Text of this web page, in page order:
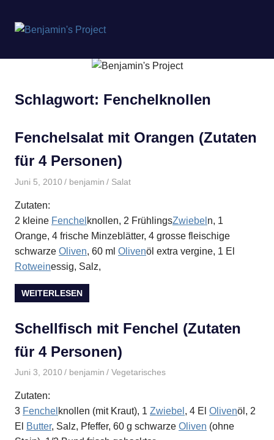
springen
Project
Schlagwort: Fenchelknollen
Fenchelsalat mit Orangen (Zutaten
für 4 Personen)
Juni 5, 2010 benjamin Salat
Zutaten:
2 kleine Fenchel knollen, 2 FrühlingsZwiebel n, 1
Orange, 4 frische Minzeblätter, 4 grosse fleischige
schwarze Oliven, 60 ml Olivenöl extra vergine, 1 El
Rotweinessig, Salz,
WEITERLESEN
Schellfisch mit Fenchel (Zutaten
für 4 Personen)
Juni 3, 2010 benjamin Vegetarisches
Zutaten:
3 Fenchel knollen (mit Kraut), 1 Zwiebel , 4 El Olivenöl, 2
El
Butter, Salz, Pfeffer, 60 g schwarze Oliven (ohne